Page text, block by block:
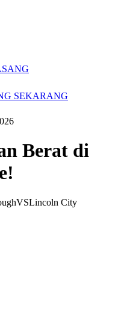
SEKARANG
Berat di
VSLincoln City